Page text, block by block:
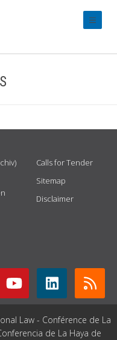
Calls for Tender
Sitemap
Disclaimer
Law - Conférence de La
de La Haya de